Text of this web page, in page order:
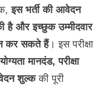
इस भर्ती की आवेदन
है और इच्छुक उम्मीदवार
कर सकते हैं। इस परीक्षा
योग्यता मानदंड, परीक्षा
शुल्ककी पूरी